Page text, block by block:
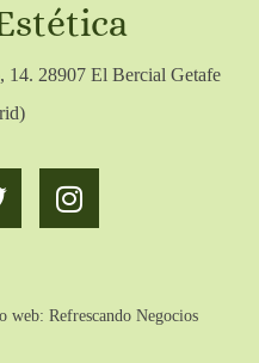
28907 El Bercial Getafe
web: Refrescando Negocios